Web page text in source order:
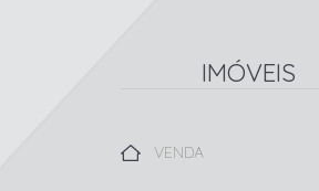
IMÓVEIS
VENDA